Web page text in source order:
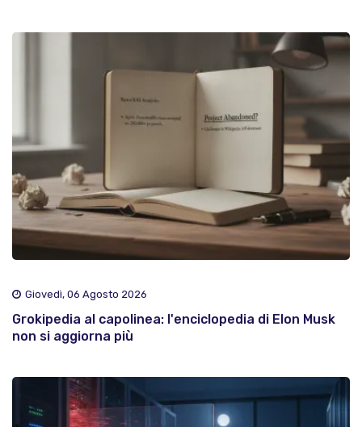
Giovedì, 06 Agosto 2026
Grokipedia al capolinea: l'enciclopedia di Elon Musk
non si aggiorna più